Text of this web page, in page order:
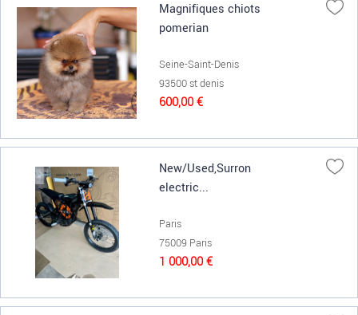
Magnifiques chiots
pomerian
Seine-Saint-Denis
93500 st denis
600,00 €
New/Used,Surron
electric...
Paris
75009 Paris
1 000,00 €